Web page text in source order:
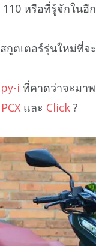
หรือที่รู้จักในอี
กูตเตอร์รุ่นใหม่ที่จ
i ที่คาดว่าจะมา
PCX และ Click ?